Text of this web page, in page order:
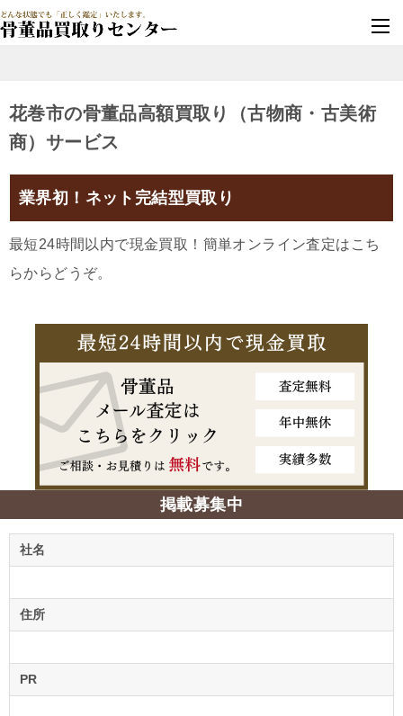
花巻市の骨董品高額買取り（古物商・古美術
商）サービス
業界初！ネット完結型買取り
最短24時間以内で現金買取！簡単オンライン査定はこち
らからどうぞ。
掲載募集中
社名
住所
PR